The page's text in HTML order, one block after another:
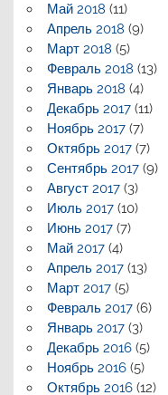
Май 2018 (11)
Апрель 2018 (9)
Март 2018 (5)
Февраль 2018 (13)
Январь 2018 (4)
Декабрь 2017(11)
Ноябрь 2017(7)
Октябрь 2017(7)
Сентябрь 2017(9)
Август 2017(3)
Июль 2017(10)
Июнь 2017(7)
Май 2017(4)
Апрель 2017(13)
Март 2017(5)
Февраль 2017(6)
Январь 2017(3)
Декабрь 2016(5)
Ноябрь 2016(5)
Октябрь 2016(12)